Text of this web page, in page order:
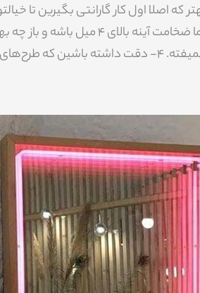
نهایت رو میخرید حواستون به دوامش
بابت ایمنی پایین آینه یا با گذشت زمان آینه از ریخت